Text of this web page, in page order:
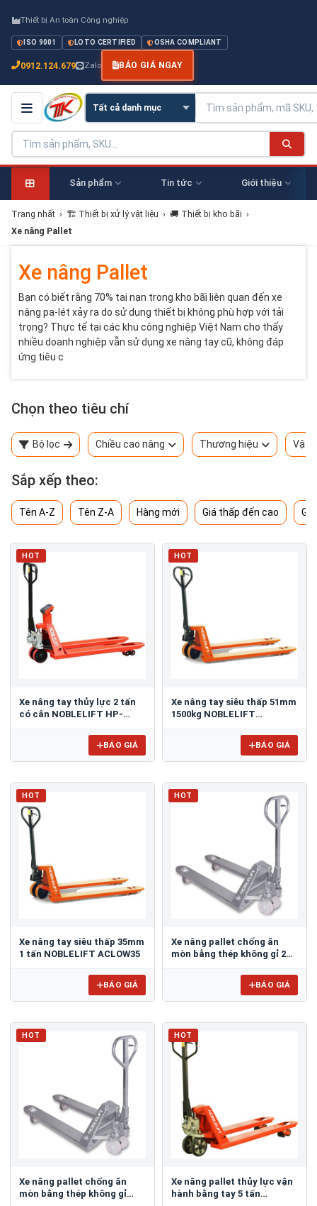
Thiết bị An toàn Công nghiệp
ISO 9001 LOTO CERTIFIED OSHA COMPLIANT
0912.124.679 Zalo BÁO GIÁ NGAY
Sản phẩm Tin tức Giới thiệu
Trang nhất › 🏗 Thiết bị xử lý vật liệu › 🚚 Thiết bị kho bãi ›
Xe nâng Pallet
Xe nâng Pallet
Bạn có biết rằng 70% tai nạn trong kho bãi liên quan đến xe
nâng pa-lét xảy ra do sử dụng thiết bị không phù hợp với tải
trọng? Thực tế tại các khu công nghiệp Việt Nam cho thấy
nhiều doanh nghiệp vẫn sử dụng xe nâng tay cũ, không đáp
ứng tiêu c
Chọn theo tiêu chí
Bộ lọc Chiều cao nâng Thương hiệu Vật
Sắp xếp theo:
Tên A-Z Tên Z-A Hàng mới Giá thấp đến cao
HOT
Xe nâng tay thủy lực 2 tấn
có cân NOBLELIFT HP-
BÁO GIÁ
HOT
Xe nâng tay siêu thấp 51mm
1500kg NOBLELIFT
BÁO GIÁ
HOT
Xe nâng tay siêu thấp 35mm
1 tấn NOBLELIFT ACLOW35
BÁO GIÁ
HOT
Xe nâng pallet chống ăn
mòn bằng thép không gỉ 2
BÁO GIÁ
HOT
Xe nâng pallet chống ăn
mòn bằng thép không gỉ
HOT
Xe nâng pallet thủy lực vận
hành bằng tay 5 tấn